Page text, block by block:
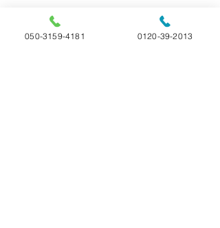
🐶ペットの旅立ち福島🐱
📞:050-3159-4181(直通)
050-3159-4181 0120-39-2013